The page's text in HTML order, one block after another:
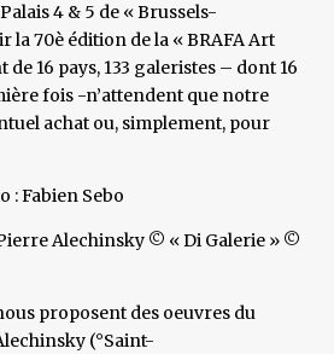
4 & 5 de « Brussels-
la 70è édition de la « BRAFA Art
de 16 pays, 133 galeristes – dont 16
fois -n’attendent que notre
achat ou, simplement, pour
: Fabien Sebo
Alechinsky © « Di Galerie » ©
proposent des oeuvres du
(°Saint-